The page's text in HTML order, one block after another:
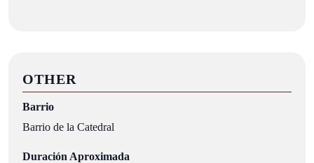
OTHER
Barrio
Barrio de la Catedral
Duración Aproximada